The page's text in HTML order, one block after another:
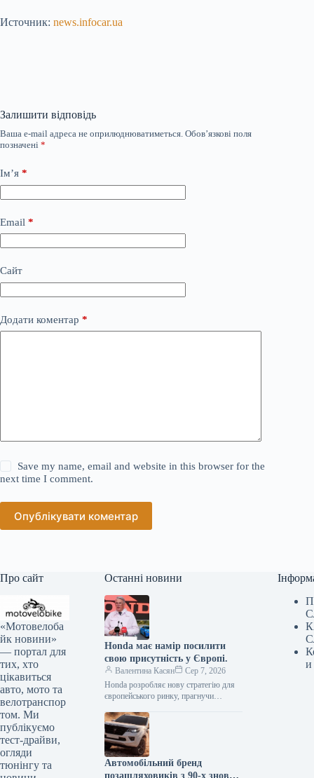
Источник: news.infocar.ua
Залишити відповідь
Ваша e-mail адреса не оприлюднюватиметься. Обов’язкові поля
позначені *
Ім’я *
Email *
Сайт
Додати коментар *
Save my name, email and website in this browser for the
next time I comment.
Опублікувати коментар
Про сайт
«Мотовелоба
йк новини»
— портал для
тих, хто
цікавиться
авто, мото та
велотранспор
том. Ми
публікуємо
тест-драйви,
огляди
тюнінгу та
Останні новини
Honda має намір посилити
свою присутність у Європі.
Валентина Касян
Сер 7, 2026
Honda розробляє нову стратегію для
європейського ринку, прагнучи
спаду обсягів збуту. Протягом
десятиліття компанія відзначила
зменшення…
Автомобільний бренд
позашляховиків з 90-х знову
и